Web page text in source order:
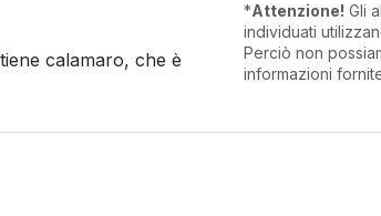
calamaro, che è
*Attenzione! Gli
individuati
Perciò non
informazioni